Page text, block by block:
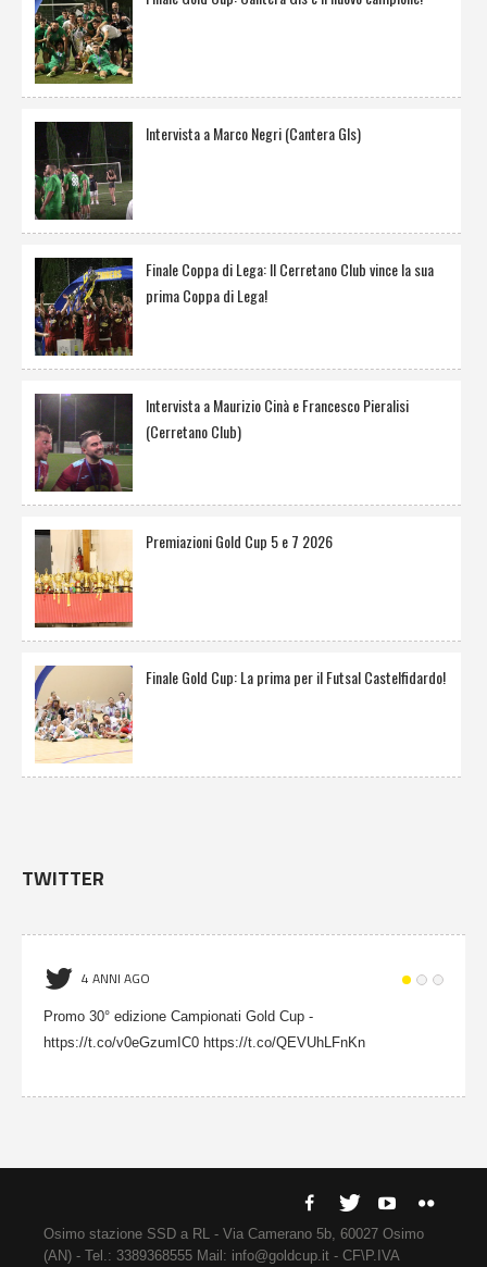
Intervista a Marco Negri (Cantera Gls)
Finale Coppa di Lega: Il Cerretano Club vince la sua
prima Coppa di Lega!
Intervista a Maurizio Cinà e Francesco Pieralisi
(Cerretano Club)
Premiazioni Gold Cup 5 e 7 2026
Finale Gold Cup: La prima per il Futsal Castelfidardo!
TWITTER
4 ANNI AGO
Promo 30° edizione Campionati Gold Cup -
https://t.co/v0eGzumIC0 https://t.co/QEVUhLFnKn
Osimo stazione SSD a RL - Via Camerano 5b, 60027 Osimo
(AN) - Tel.: 3389368555 Mail: info@goldcup.it - CF\P.IVA